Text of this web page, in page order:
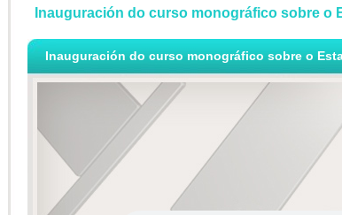
Inauguración do curso monográfico sobre o
Inauguración do curso monográfico sobre o